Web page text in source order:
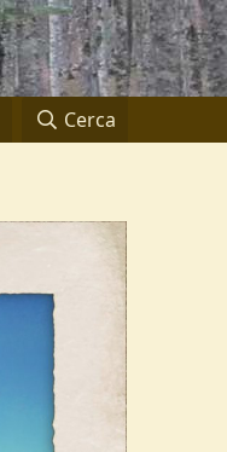
Cerca